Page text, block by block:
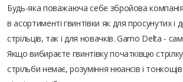
Будь-яка поважаюча себе збройова
в асортименті гвинтівки як для просунутих і
стрільців, так і для новачків. Gamo Delta -
Якщо вибираєте гвинтівку початківцю
стрільби немає, розуміння нюансів і